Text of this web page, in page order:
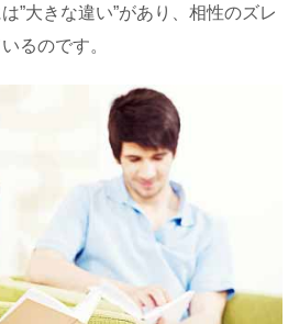
”大きな違い”があり、相性のズレ
るのです。